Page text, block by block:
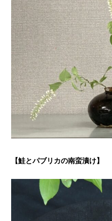
【鮭とパブリカの南蛮漬け】